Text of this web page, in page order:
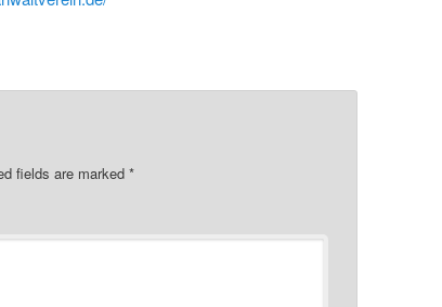
fields are marked *